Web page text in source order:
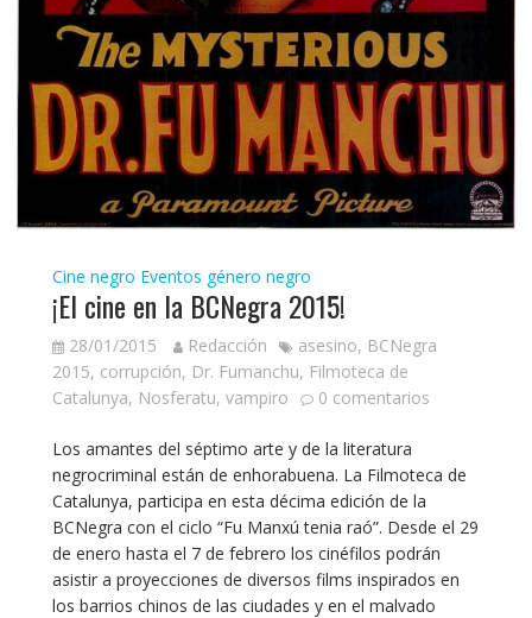
Cine negro Eventos género negro
¡El cine en la BCNegra 2015!
28/01/2015 Redacción asesino, BCNegra
2015, corrupción, Dr. Fumanchu, Filmoteca de
Catalunya, Nosferatu, vampiro 0 comentarios
Los amantes del séptimo arte y de la literatura
negrocriminal están de enhorabuena. La Filmoteca de
Catalunya, participa en esta décima edición de la
BCNegra con el ciclo “Fu Manxú tenia raó”. Desde el 29
de enero hasta el 7 de febrero los cinéfilos podrán
asistir a proyecciones de diversos films inspirados en
los barrios chinos de las ciudades y en el malvado